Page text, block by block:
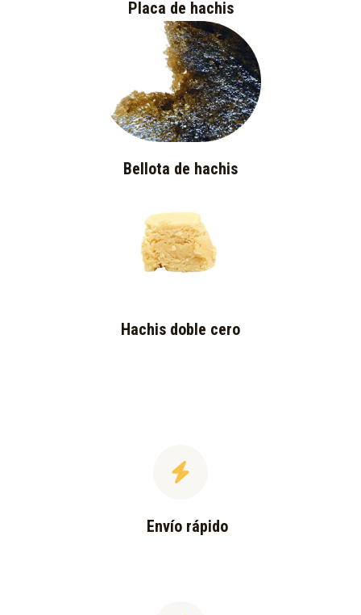
Placa de hachis
Bellota de hachis
Hachis doble cero
Envío rápido